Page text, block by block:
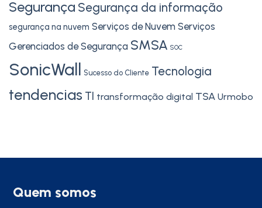
Segurança Segurança da informação
segurança na nuvem Serviços de Nuvem Serviços
Gerenciados de Segurança SMSA SOC
SonicWall Sucesso do Cliente Tecnologia
tendencias TI transformação digital TSA Urmobo
Quem somos